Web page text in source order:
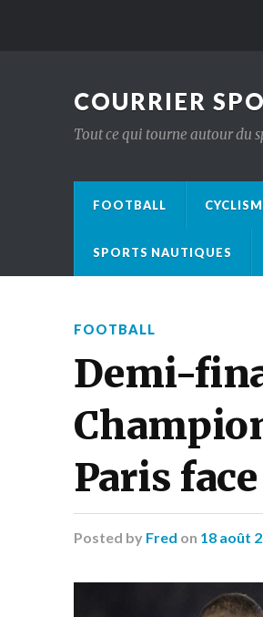
COURRIER
Tout ce qui tourne autour du
FOOTBALL
SPORTS NAUTIQUES
FOOTBALL
Demi-
Paris
Posted by Fred on 18 août